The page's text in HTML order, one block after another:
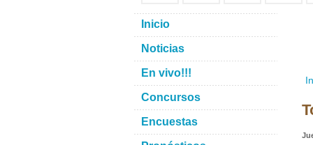
Inicio
Noticias
En vivo!!!
Concursos
Encuestas